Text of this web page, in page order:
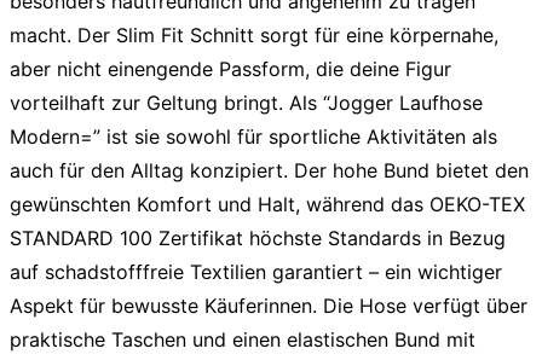
macht. Der Slim Fit Schnitt sorgt für eine körpernahe,
aber nicht einengende Passform, die deine Figur
vorteilhaft zur Geltung bringt. Als “Jogger Laufhose
Modern=” ist sie sowohl für sportliche Aktivitäten als
auch für den Alltag konzipiert. Der hohe Bund bietet den
gewünschten Komfort und Halt, während das OEKO-TEX
STANDARD 100 Zertifikat höchste Standards in Bezug
auf schadstofffreie Textilien garantiert – ein wichtiger
Aspekt für bewusste Käuferinnen. Die Hose verfügt über
praktische Taschen und einen elastischen Bund mit